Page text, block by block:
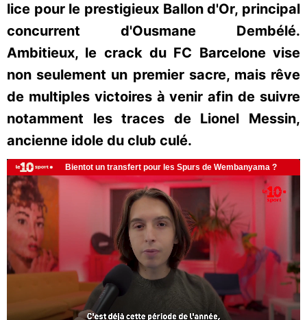
lice pour le prestigieux Ballon d'Or, principal
concurrent d'Ousmane Dembélé.
Ambitieux, le crack du FC Barcelone vise
non seulement un premier sacre, mais rêve
de multiples victoires à venir afin de suivre
notamment les traces de Lionel Messin,
ancienne idole du club culé.